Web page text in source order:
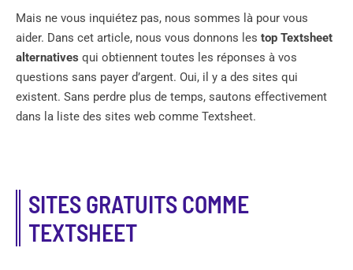
Mais ne vous inquiétez pas, nous sommes là pour vous
aider. Dans cet article, nous vous donnons les top Textsheet
alternatives qui obtiennent toutes les réponses à vos
questions sans payer d’argent. Oui, il y a des sites qui
existent. Sans perdre plus de temps, sautons effectivement
dans la liste des sites web comme Textsheet.
SITES GRATUITS COMME
TEXTSHEET